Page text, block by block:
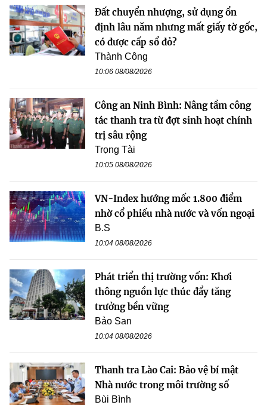
Đất chuyển nhượng, sử dụng ổn
định lâu năm nhưng mất giấy tờ gốc,
có được cấp sổ đỏ?
Thành Công
10:06 08/08/2026
Công an Ninh Bình: Nâng tầm công
tác thanh tra từ đợt sinh hoạt chính
trị sâu rộng
Trọng Tài
10:05 08/08/2026
VN-Index hướng mốc 1.800 điểm
nhờ cổ phiếu nhà nước và vốn ngoại
B.S
10:04 08/08/2026
Phát triển thị trường vốn: Khơi
thông nguồn lực thúc đẩy tăng
trưởng bền vững
Bảo San
10:04 08/08/2026
Thanh tra Lào Cai: Bảo vệ bí mật
Nhà nước trong môi trường số
Bùi Bình